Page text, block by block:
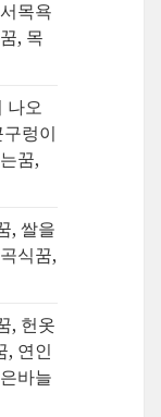
목욕
, 목
나오
렁이
꿈,
, 쌀을
식꿈,
, 헌옷
, 연인
바늘